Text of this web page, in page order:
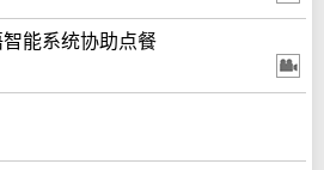
能系统协助点餐